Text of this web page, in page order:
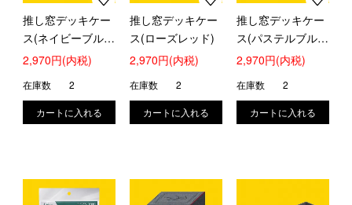
推し窓デッキケー
ス(ネイビーブル
ー)
2,970円(内税)
在庫数 2
推し窓デッキケー
ス(ローズレッド)
2,970円(内税)
在庫数 2
推し窓デッキケー
ス(パステルブル
ー)
2,970円(内税)
在庫数 2